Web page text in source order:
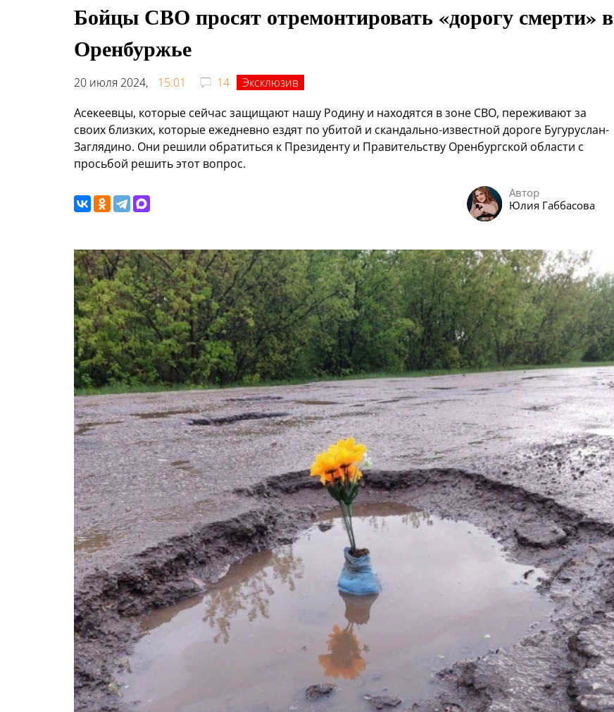
Бойцы СВО просят отремонтировать «дорогу смерти» в
Оренбуржье
20 июля 2024, 15:01 14
Эксклюзив
Асекеевцы, которые сейчас защищают нашу Родину и находятся в зоне СВО, переживают за
своих близких, которые ежедневно ездят по убитой и скандально-известной дороге Бугуруслан-
Заглядино. Они решили обратиться к Президенту и Правительству Оренбургской области с
просьбой решить этот вопрос.
Автор
Юлия Габбасова